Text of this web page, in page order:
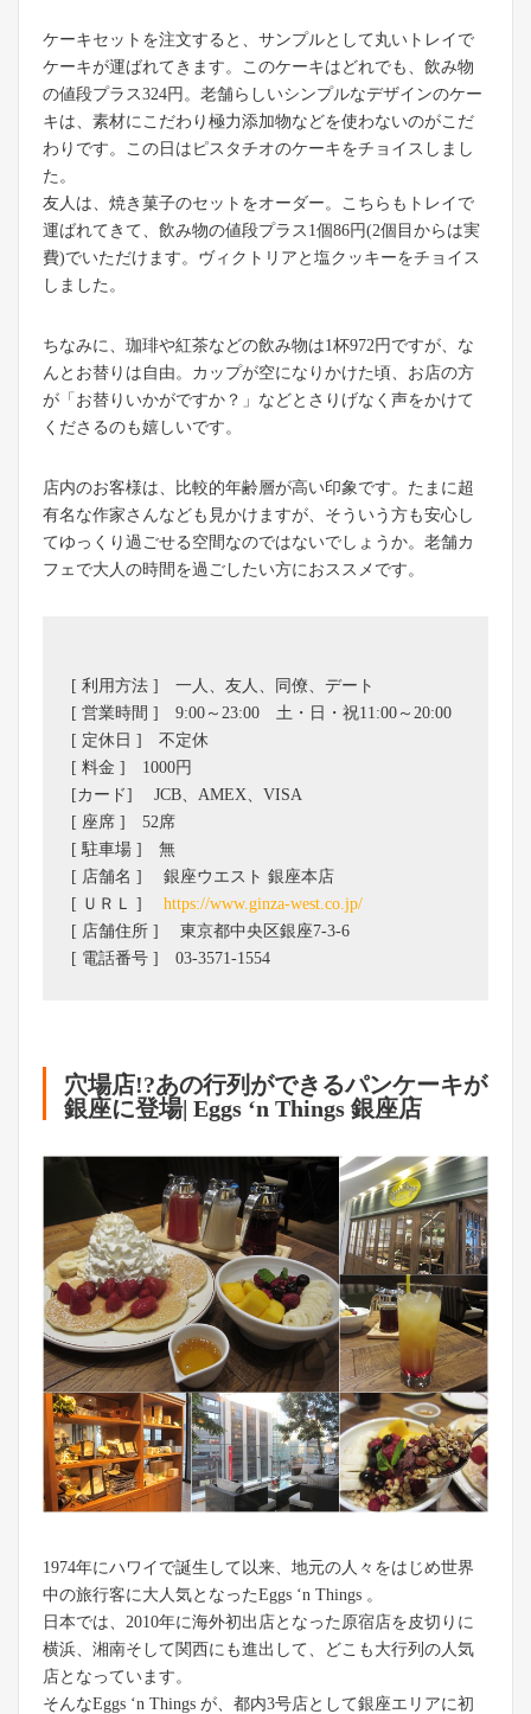
ケーキセットを注文すると、サンプルとして丸いトレイで
ケーキが運ばれてきます。このケーキはどれでも、飲み物
の値段プラス324円。老舗らしいシンプルなデザインのケー
キは、素材にこだわり極力添加物などを使わないのがこだ
わりです。この日はピスタチオのケーキをチョイスしまし
た。
友人は、焼き菓子のセットをオーダー。こちらもトレイで
運ばれてきて、飲み物の値段プラス1個86円(2個目からは実
費)でいただけます。ヴィクトリアと塩クッキーをチョイス
しました。
ちなみに、珈琲や紅茶などの飲み物は1杯972円ですが、な
んとお替りは自由。カップが空になりかけた頃、お店の方
が「お替りいかがですか？」などとさりげなく声をかけて
くださるのも嬉しいです。
店内のお客様は、比較的年齢層が高い印象です。たまに超
有名な作家さんなども見かけますが、そういう方も安心し
てゆっくり過ごせる空間なのではないでしょうか。老舗カ
フェで大人の時間を過ごしたい方におススメです。
[ 利用方法 ] 一人、友人、同僚、デート
[ 営業時間 ] 9:00～23:00 土・日・祝11:00～20:00
[ 定休日 ] 不定休
[ 料金 ] 1000円
[カード] JCB、AMEX、VISA
[ 座席 ] 52席
[ 駐車場 ] 無
[ 店舗名 ] 銀座ウエスト 銀座本店
[ ＵＲＬ ] https://www.ginza-west.co.jp/
[ 店舗住所 ] 東京都中央区銀座7-3-6
[ 電話番号 ] 03-3571-1554
穴場店!?あの行列ができるパンケーキが
銀座に登場| Eggs ‘n Things 銀座店
1974年にハワイで誕生して以来、地元の人々をはじめ世界
中の旅行客に大人気となったEggs ‘n Things 。
日本では、2010年に海外初出店となった原宿店を皮切りに
横浜、湘南そして関西にも進出して、どこも大行列の人気
店となっています。
そんなEggs ‘n Things が、都内3号店として銀座エリアに初